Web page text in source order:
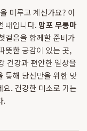
미루고 계신가요? 이
때입니다. 망포 무통마
걸음을 함께할 준비가
뜻한 공감이 있는 곳,
건강과 편안한 일상을
통해 당신만을 위한 맞
. 건강한 미소로 가는
.